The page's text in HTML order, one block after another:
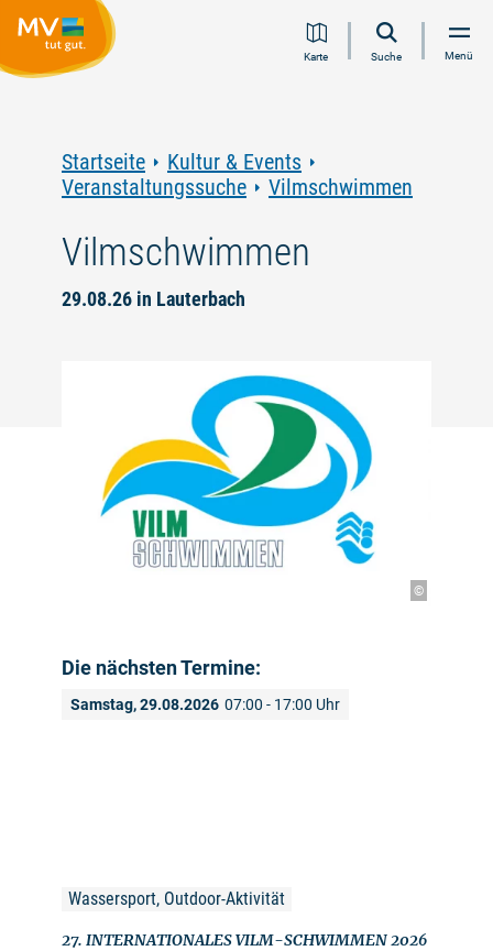
Inhalt
Navigation
Volltextsuche
FooterKarte Suche Menü
Startseite
Kultur & Events
Veranstaltungssuche
Vilmschwimmen
Vilmschwimmen
29.08.26 in Lauterbach
©
Die nächsten Termine:
Samstag, 29.08.2026 07:00 - 17:00 Uhr
Wassersport, Outdoor-Aktivität
27. INTERNATIONALES VILM-SCHWIMMEN 2026